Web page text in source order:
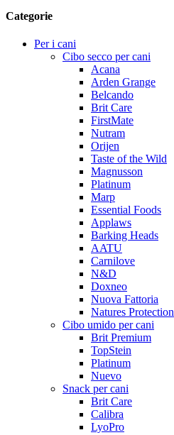
Categorie
Per i cani
Cibo secco per cani
Acana
Arden Grange
Belcando
Brit Care
FirstMate
Nutram
Orijen
Taste of the Wild
Magnusson
Platinum
Marp
Essential Foods
Applaws
Barking Heads
AATU
Carnilove
N&D
Doxneo
Nuova Fattoria
Natures Protection
Cibo umido per cani
Brit Premium
TopStein
Platinum
Nuevo
Snack per cani
Brit Care
Calibra
LyoPro